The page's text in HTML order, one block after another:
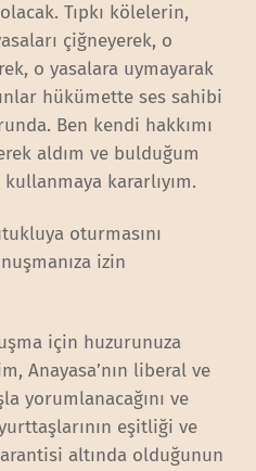
Tıpkı kölelerin,
çiğneyerek, o
o yasalara uymayarak
hükümette ses sahibi
Ben kendi hakkımı
aldım ve bulduğum
kararlıyım.
oturmasını
izin
için huzurunuza
Anayasa’nın liberal ve
yorumlanacağını ve
eşitliği ve
altında olduğunun